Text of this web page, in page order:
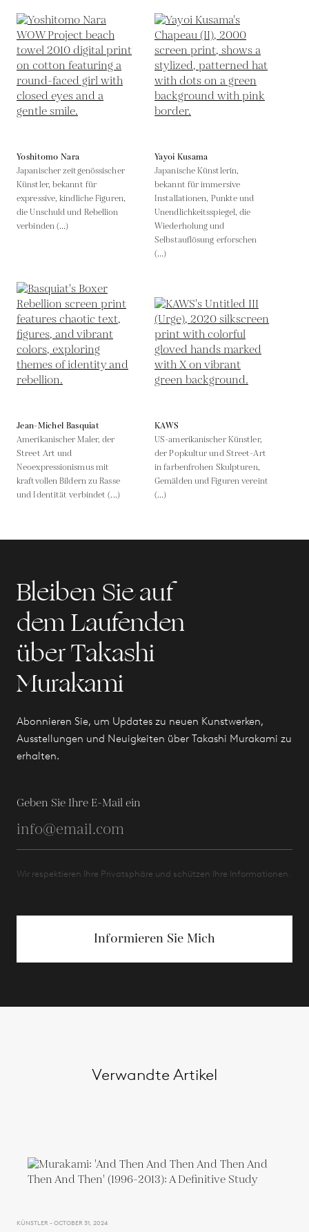
Yoshitomo Nara
Japanischer zeitgenössischer
Künstler, bekannt für
expressive, kindliche Figuren,
die Unschuld und Rebellion
verbinden (...)
Yayoi Kusama
Japanische Künstlerin,
bekannt für immersive
Installationen, Punkte und
Unendlichkeitsspiegel, die
Wiederholung und
Selbstauflösung erforschen
(...)
Jean-Michel Basquiat
Amerikanischer Maler, der
Street Art und
Neoexpressionismus mit
kraftvollen Bildern zu Rasse
und Identität verbindet (...)
KAWS
US-amerikanischer Künstler,
der Popkultur und Street-Art
in farbenfrohen Skulpturen,
Gemälden und Figuren vereint
(...)
Bleiben Sie auf
dem Laufenden
über Takashi
Murakami
Abonnieren Sie, um Updates zu neuen Kunstwerken,
Ausstellungen und Neuigkeiten über Takashi Murakami zu
erhalten.
Geben Sie Ihre E-Mail ein
Wir respektieren Ihre Privatsphäre und schützen Ihre Informationen.
Informieren Sie Mich
Verwandte Artikel
KÜNSTLER - OCTOBER 31, 2024